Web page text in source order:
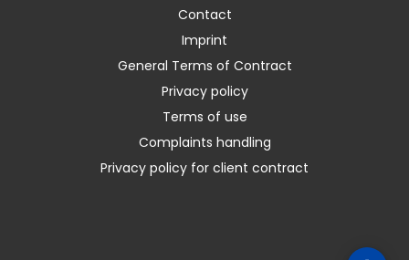
Contact
Imprint
General Terms of Contract
Privacy policy
Terms of use
Complaints handling
Privacy policy for client contract